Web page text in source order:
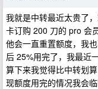
我就是中转最近太贵了
卡订购 200 刀的 pro 会
他会一直重置额度，我
后 25%用完了，我最近
算下来我觉得比中转划
现额度用完的情况我会